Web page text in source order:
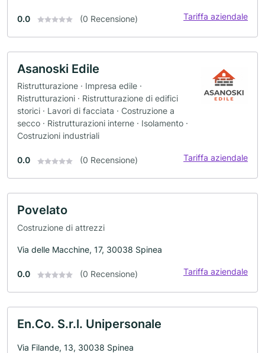
0.0 (0 Recensione) Tariffa aziendale
Asanoski Edile
Ristrutturazione · Impresa edile ·
Ristrutturazioni · Ristrutturazione di edifici
storici · Lavori di facciata · Costruzione a
secco · Ristrutturazioni interne · Isolamento ·
Costruzioni industriali
0.0 (0 Recensione) Tariffa aziendale
Povelato
Costruzione di attrezzi
Via delle Macchine, 17, 30038 Spinea
0.0 (0 Recensione) Tariffa aziendale
En.Co. S.r.l. Unipersonale
Via Filande, 13, 30038 Spinea